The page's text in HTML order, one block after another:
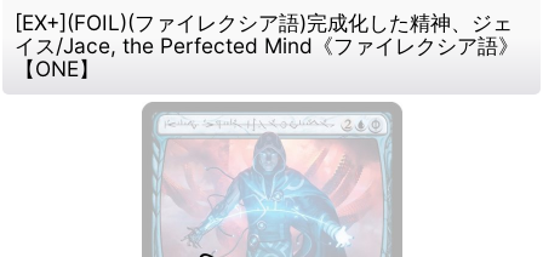
[EX+](FOIL)(ファイレクシア語)完成化した精神、ジェ
イス/Jace, the Perfected Mind《ファイレクシア語》
【ONE】